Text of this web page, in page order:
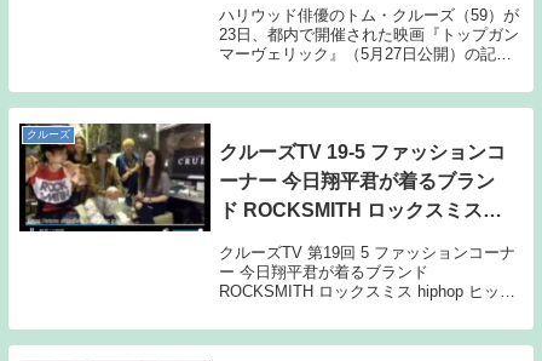
ハリウッド俳優のトム・クルーズ（59）が
23日、都内で開催された映画『トップガン
マーヴェリック』（5月27日公開）の記者
り、24回目。トムは「また日本に帰ってく
ることができて、感慨深いです。皆さんに
クルーズ
クルーズTV 19-5 ファッションコ
ーナー 今日翔平君が着るブラン
ド ROCKSMITH ロックスミス
永翔平 太陽と月 西尾紅美 芸能情
報 バラエティー番組
クルーズTV 第19回 5 ファッションコーナ
ー 今日翔平君が着るブランド
ROCKSMITH ロックスミス hiphop ヒップ
美 デリカC 情報バラエティー番組 芸能情
報 タレント アイドル ...